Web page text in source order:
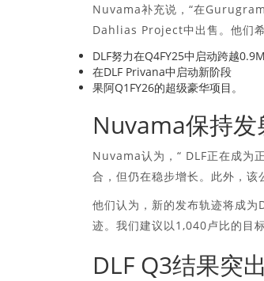
Nuvama补充说，“在
Dahlias Project中出售。他们
DLF努力在Q4FY25中启动跨越
在DLF Privana中启动新阶段
果阿Q1FY26的超级豪华项目。
Nuvama保持发
Nuvama认为，“ DLF正在成为
合，但仍在稳步增长。此外，该
他们认为，新的发布轨迹将成为
迹。我们建议以1,040卢比的目
DLF Q3结果突